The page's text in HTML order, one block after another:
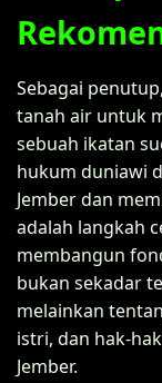
Sebagai
tanah air untuk
sebuah ikatan
hukum duniawi
Jember dan
adalah langkah
membangun
bukan sekadar
melainkan
istri, dan hak-
Jember.